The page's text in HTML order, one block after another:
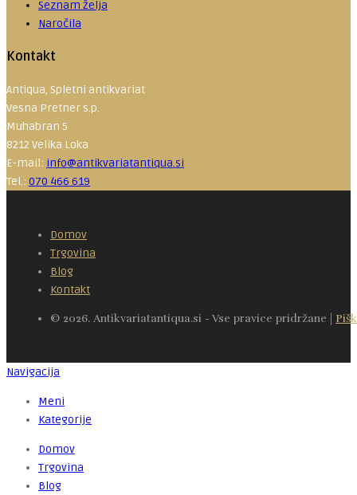
Seznam želja
Naročila
Kontakt
Antiqua, Spletni antikvariat
Vesna Pretner s.p.
Muhabran 5
8212 Velika Loka
E-mail: info@antikvariatantiqua.si
Tel.: 070 466 619
Domov
Trgovina
Blog
Kontakt
© 2026. Antikvariatantiqua.si - Vse pravice pridržane |
Navigacija
Meni
Kategorije
Domov
Trgovina
Blog